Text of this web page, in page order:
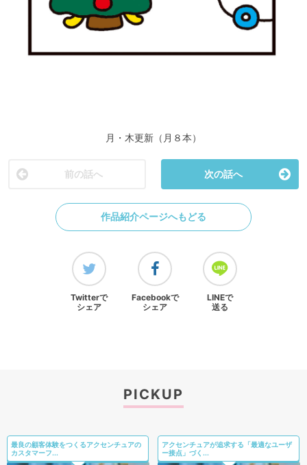
月・木更新（月８本）
前の話へ 次の話へ
作品紹介ページへもどる
Twitterで
シェア
Facebookで
シェア
LINEで
送る
PICKUP
最良の顧客体験をつくるアクセンチュアの
カスタマーフ...
アクセンチュアが追求する「最適なユーザ
ー接点」づく...